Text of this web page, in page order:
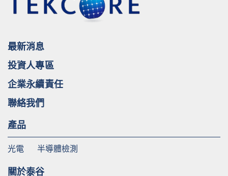
最新消息
投資人專區
企業永續責任
聯絡我們
產品
光電 半導體檢測
關於泰谷